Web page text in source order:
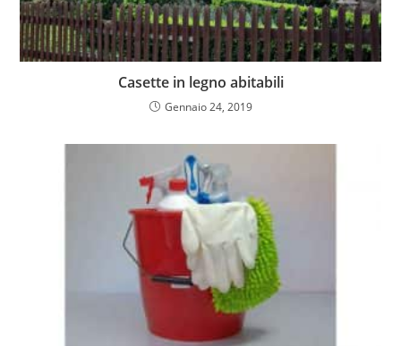
Casette in legno abitabili
Gennaio 24, 2019